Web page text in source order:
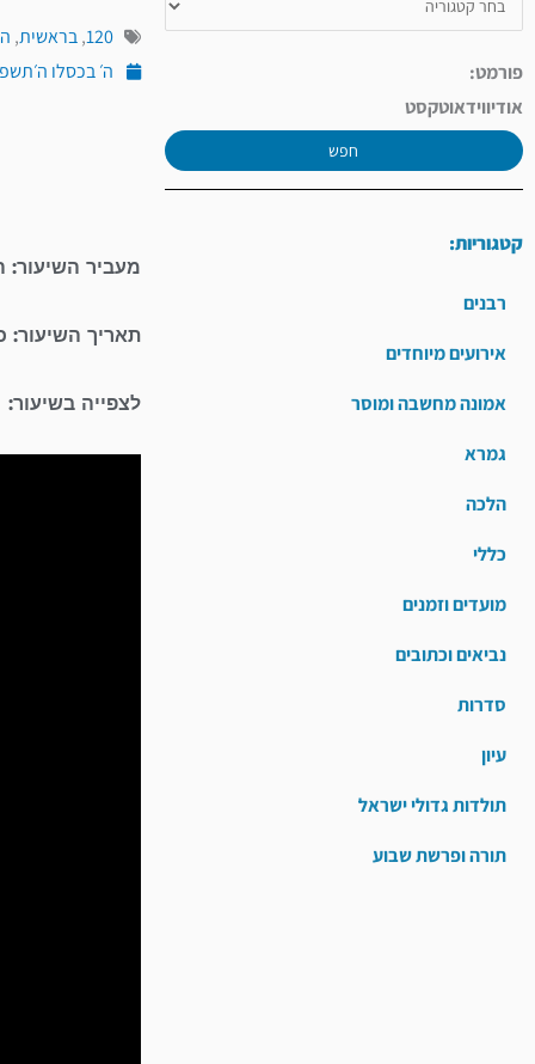
פורמט:
אודיווידאוטקסט
חפש
קטגוריות:
רבנים
אירועים מיוחדים
אמונה מחשבה ומוסר
גמרא
הלכה
כללי
מועדים וזמנים
נביאים וכתובים
סדרות
עיון
תולדות גדולי ישראל
תורה ופרשת שבוע
120
,בראשית,
ה׳ בכסלו ה׳תשפ״ה
מעביר השיעור:
תאריך השיעור:
לצפייה בשיעור: